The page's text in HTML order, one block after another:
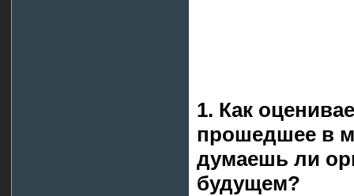
1. Как
прошедшее в
думаешь ли
будущем?